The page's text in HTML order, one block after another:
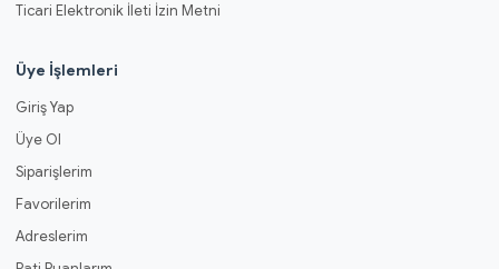
Ticari Elektronik İleti İzin Metni
Üye İşlemleri
Giriş Yap
Üye Ol
Siparişlerim
Favorilerim
Adreslerim